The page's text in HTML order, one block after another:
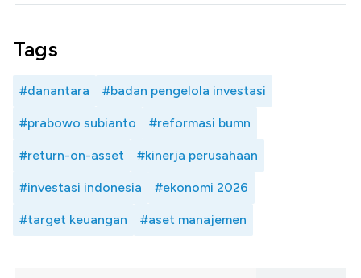
Tags
#danantara #badan pengelola investasi
#prabowo subianto #reformasi bumn
#return-on-asset #kinerja perusahaan
#investasi indonesia #ekonomi 2026
#target keuangan #aset manajemen